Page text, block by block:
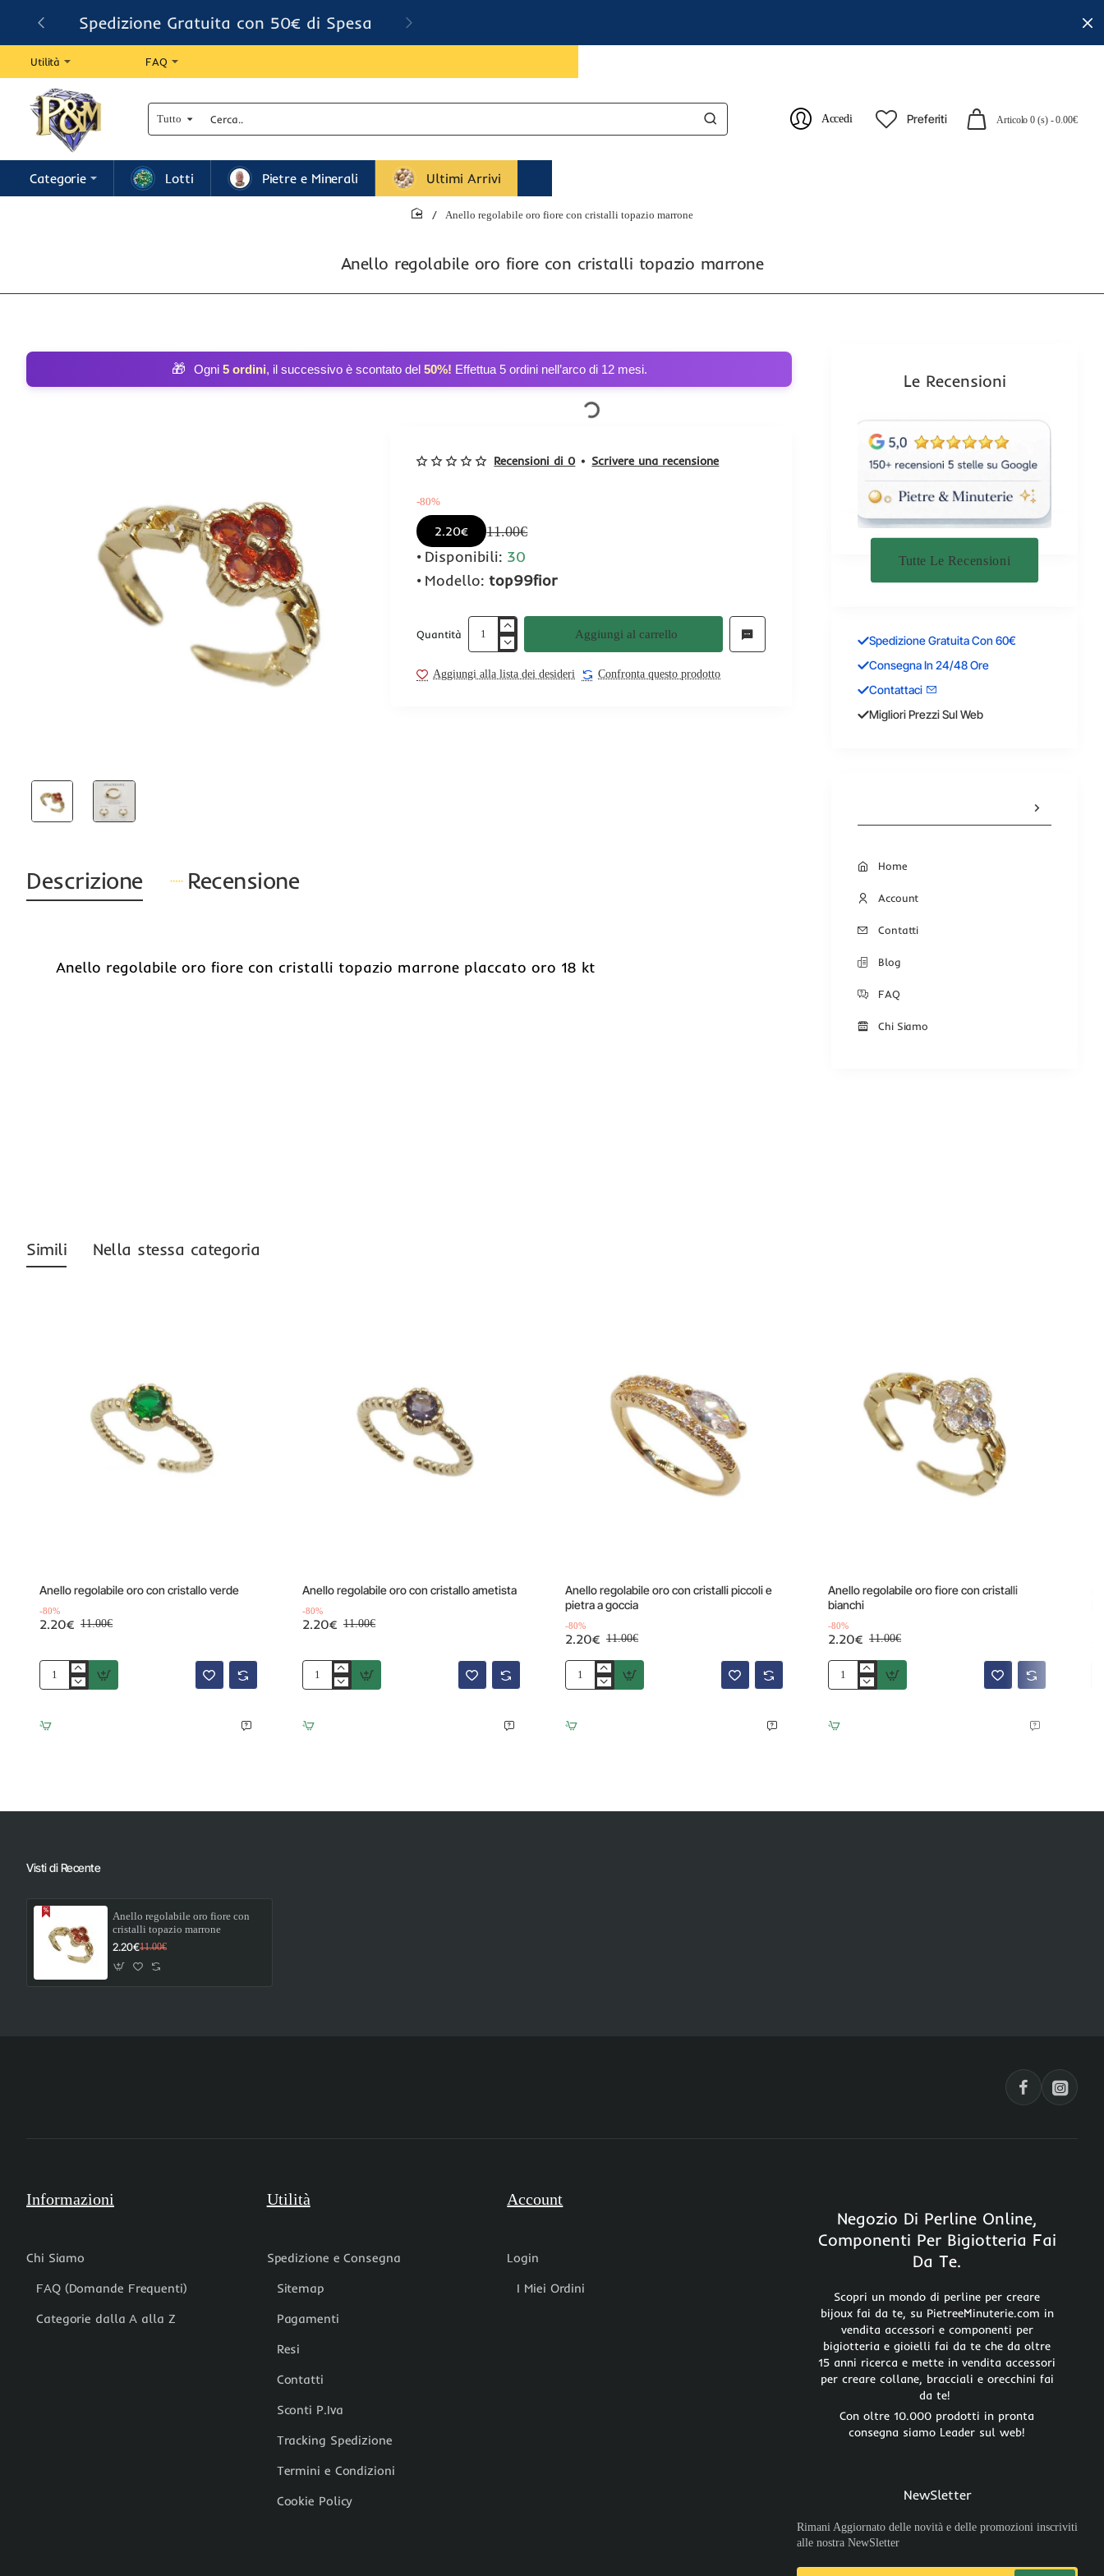
Spedizione Gratuita con 50€ di Spesa
Utilità FAQ
Tutto
Cerca.. Accedi Preferiti Articolo 0 (s) - 0.00€
Categorie Lotti Pietre e Minerali Ultimi Arrivi
Anello regolabile oro fiore con cristalli topazio marrone
Anello regolabile oro fiore con cristalli topazio marrone
🎁 Ogni 5 ordini, il successivo è scontato del 50%! Effettua 5 ordini nell’arco di 12 mesi.
Recensioni di 0 • Scrivere una recensione
-80%
2.20€ 11.00€
Disponibili: 30
Modello: top99fior
Quantità Aggiungi al carrello
Aggiungi alla lista dei desideri Confronta questo prodotto
Descrizione Recensione
Anello regolabile oro fiore con cristalli topazio marrone placcato oro 18 kt
Le Recensioni
Tutte Le Recensioni
Spedizione Gratuita Con 60€
Consegna In 24/48 Ore
Contattaci
Migliori Prezzi Sul Web
Home
Account
Contatti
Blog
FAQ
Chi Siamo
Simili Nella stessa categoria
Anello regolabile oro con cristallo verde
-80%
2.20€ 11.00€
Anello
regolabile
con
cristallo
Anello regolabile oro con cristallo ametista
-80%
2.20€ 11.00€
Anello
regolabile
con
cristallo
Anello regolabile oro con cristalli piccoli e
pietra a goccia
-80%
2.20€ 11.00€
Anello
regolabile
con
cristalli
Anello regolabile oro fiore con cristalli
bianchi
-80%
2.20€ 11.00€
Anello
regolabile
fiore
con
Visti di Recente
Anello regolabile oro fiore con
cristalli topazio marrone
2.20€11.00€
Informazioni
Chi Siamo
FAQ (Domande Frequenti)
Categorie dalla A alla Z
Utilità
Spedizione e Consegna
Sitemap
Pagamenti
Resi
Contatti
Sconti P.Iva
Tracking Spedizione
Termini e Condizioni
Cookie Policy
Account
Login
I Miei Ordini
Negozio Di Perline Online,
Componenti Per Bigiotteria Fai
Da Te.
Scopri un mondo di perline per creare
bijoux fai da te, su PietreeMinuterie.com in
vendita accessori e componenti per
bigiotteria e gioielli fai da te che da oltre
15 anni ricerca e mette in vendita accessori
per creare collane, bracciali e orecchini fai
da te!
Con oltre 10.000 prodotti in pronta
consegna siamo Leader sul web!
NewSletter
Rimani Aggiornato delle novità e delle promozioni inscriviti
alle nostra NewSletter